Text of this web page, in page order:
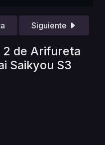
Siguiente
de Arifureta
Saikyou S3